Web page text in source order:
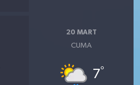
20 MART
CUMA
7°